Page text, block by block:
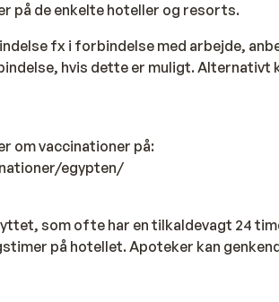
på de enkelte hoteller og resorts.
fx i forbindelse med arbejde,
hvis dette er muligt. Alternativt
om vaccinationer på:
egypten/
som ofte har en tilkaldevagt 24
på hotellet. Apoteker kan